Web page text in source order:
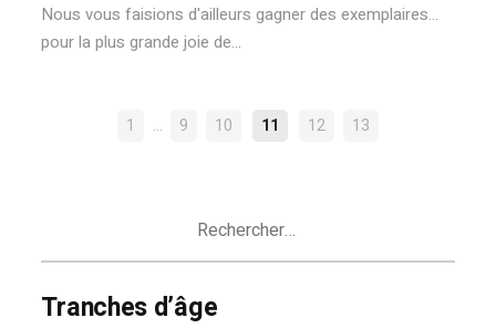
Nous vous faisions d'ailleurs gagner des exemplaires...
pour la plus grande joie de...
NAVIGATION
1 … 9 10 11 12 13
Tranches d’âge